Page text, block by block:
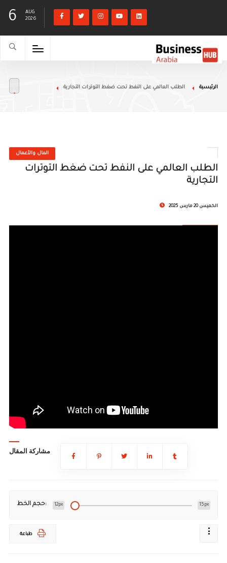
6
AUG
2026
الرئيسية الطلب العالمي على النفط تحت ضغط التوترات التجارية
المال والأعمال
الطلب العالمي على النفط تحت ضغط التوترات
التجارية
الخميس 20 مارس 2025
مشاركة المقال
حجم الخط: 12px 15px
طباعة